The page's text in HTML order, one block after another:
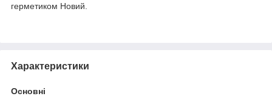
герметиком Новий.
Характеристики
Основні